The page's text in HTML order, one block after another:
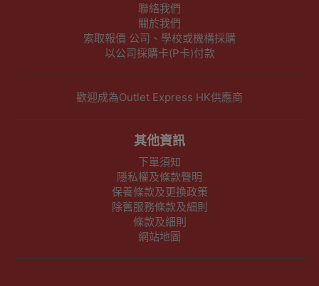
聯絡我們
關於我們
索取報價 公司、學校或機構採購
以公司採購卡(P卡)付款
歡迎成為Outlet Express HK供應商
其他資訊
下單須知
隱私權及條款聲明
保養條款及更換政策
除舊服務條款及細則
條款及細則
網站地圖